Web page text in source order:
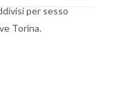
per sesso
Torina.